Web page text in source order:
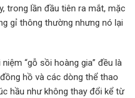
trong lần đầu tiên ra mắt, mặc
gỉ thông thường nhưng nó lại
“gỗ sồi hoàng gia” đều là
hồ và các dòng thể thao
hầu như không thay đổi kể từ